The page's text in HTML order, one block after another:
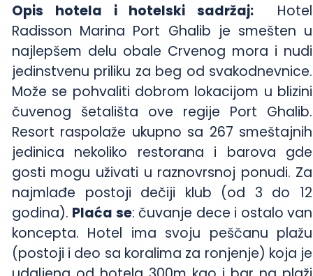
Opis hotela i hotelski sadržaj: Hotel
Radisson Marina Port Ghalib je smešten u
najlepšem delu obale Crvenog mora i nudi
jedinstvenu priliku za beg od svakodnevnice.
Može se pohvaliti dobrom lokacijom u blizini
čuvenog šetališta ove regije Port Ghalib.
Resort raspolaže ukupno sa 267 smeštajnih
jedinica nekoliko restorana i barova gde
gosti mogu uživati u raznovrsnoj ponudi. Za
najmlađe postoji dečiji klub (od 3 do 12
godina). Plaća se: čuvanje dece i ostalo van
koncepta. Hotel ima svoju peščanu plažu
(postoji i deo sa koralima za ronjenje) koja je